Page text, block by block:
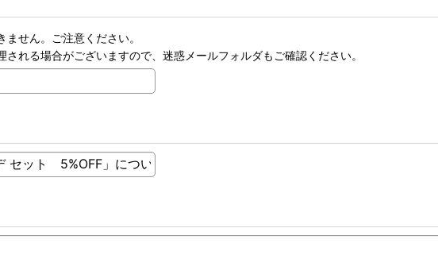
せん。ご注意ください。
れる場合がございますので、迷惑メールフォルダもご確認ください。